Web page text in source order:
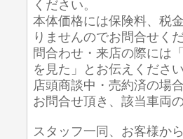
ください。
本体価格には保険料、税
りませんのでお問合せく
問合わせ・来店の際には
を見た」とお伝えくださ
店頭商談中・売約済の場
お問合せ頂き、該当車両
スタッフ一同、お客様か